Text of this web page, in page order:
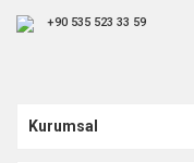
+90 535 523 33 59
Kurumsal